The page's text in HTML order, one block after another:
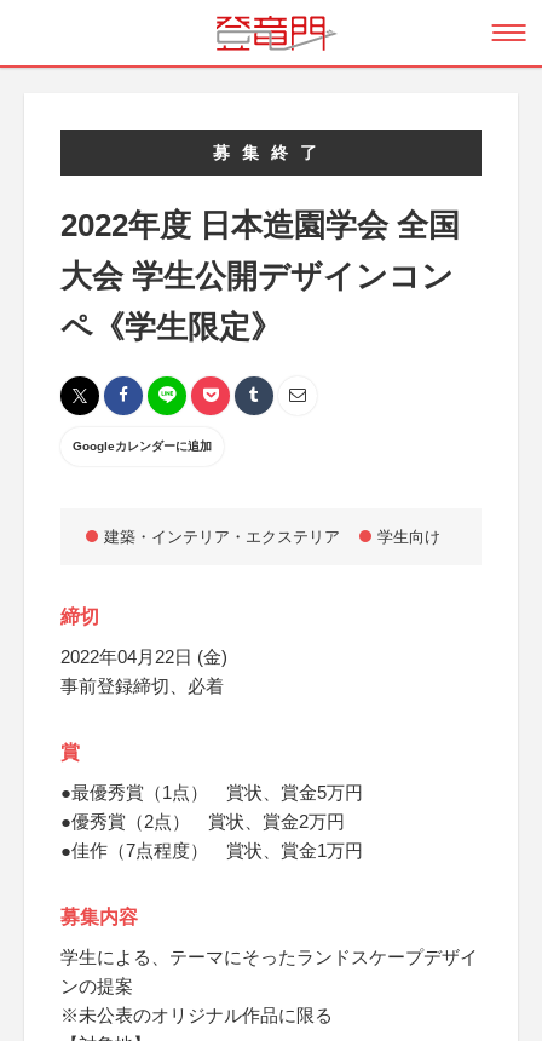
募集終了
2022年度 日本造園学会 全国
大会 学生公開デザインコン
ペ《学生限定》
Googleカレンダーに追加
建築・インテリア・エクステリア 学生向け
締切
2022年04月22日 (金)
事前登録締切、必着
賞
●最優秀賞（1点） 賞状、賞金5万円
●優秀賞（2点） 賞状、賞金2万円
●佳作（7点程度） 賞状、賞金1万円
募集内容
学生による、テーマにそったランドスケープデザイ
ンの提案
※未公表のオリジナル作品に限る